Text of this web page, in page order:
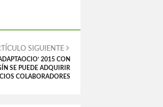
SIGUIENTE
2015 CON
SE PUEDE ADQUIRIR
COLABORADORES